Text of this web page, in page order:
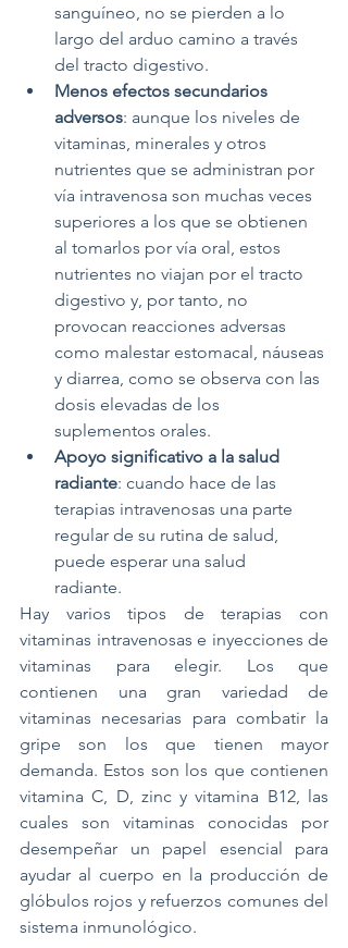
sanguíneo, no se pierden a lo
largo del arduo camino a través
del tracto digestivo.
Menos efectos secundarios
adversos: aunque los niveles de
vitaminas, minerales y otros
nutrientes que se administran por
vía intravenosa son muchas veces
superiores a los que se obtienen
al tomarlos por vía oral, estos
nutrientes no viajan por el tracto
digestivo y, por tanto, no
provocan reacciones adversas
como malestar estomacal, náuseas
y diarrea, como se observa con las
dosis elevadas de los
suplementos orales.
Apoyo significativo a la salud
radiante: cuando hace de las
terapias intravenosas una parte
regular de su rutina de salud,
puede esperar una salud
Hay varios tipos de terapias con
vitaminas intravenosas e inyecciones de
vitaminas para elegir. Los que
contienen una gran variedad de
vitaminas necesarias para combatir la
gripe son los que tienen mayor
demanda. Estos son los que contienen
vitamina C, D, zinc y vitamina B12, las
cuales son vitaminas conocidas por
desempeñar un papel esencial para
ayudar al cuerpo en la producción de
glóbulos rojos y refuerzos comunes del
sistema inmunológico.